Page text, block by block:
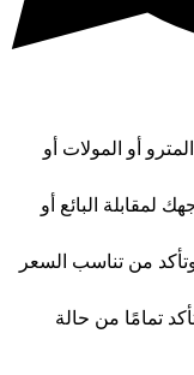
أو المولات أو
البائع أو
من تناسب السعر
تمامًا من حالة